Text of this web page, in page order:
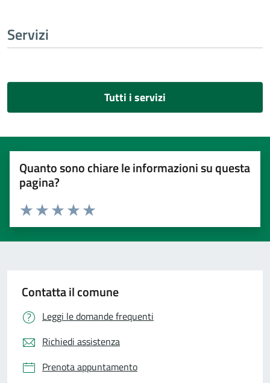
Servizi
Tutti i servizi
Quanto sono chiare le informazioni su questa
pagina?
Valuta 5 stelle su 5
Valuta 4 stelle su 5
Valuta 3 stelle su 5
Valuta 2 stelle su 5
Valuta 1 stelle su 5
Contatta il comune
Leggi le domande frequenti
Richiedi assistenza
Prenota appuntamento